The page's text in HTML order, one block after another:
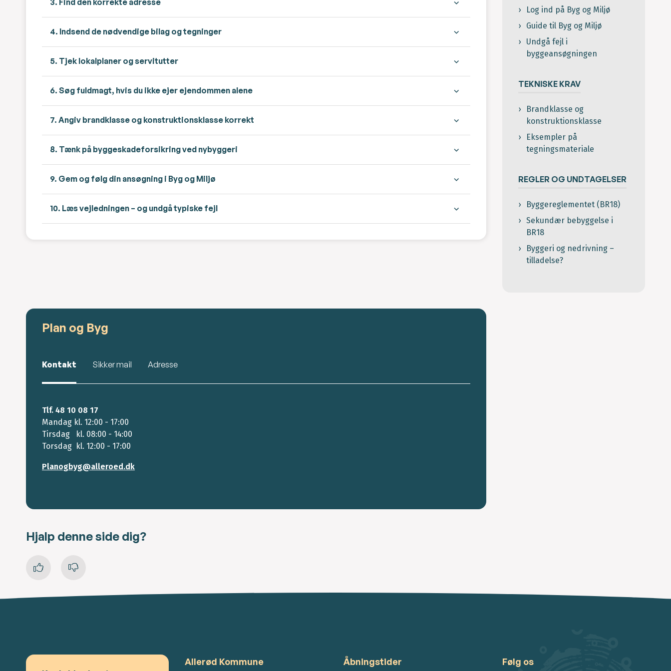
3. Find den korrekte adresse
4. Indsend de nødvendige bilag og tegninger
5. Tjek lokalplaner og servitutter
6. Søg fuldmagt, hvis du ikke ejer ejendommen alene
7. Angiv brandklasse og konstruktionsklasse korrekt
8. Tænk på byggeskadeforsikring ved nybyggeri
9. Gem og følg din ansøgning i Byg og Miljø
10. Læs vejledningen – og undgå typiske fejl
Log ind på Byg og Miljø
Guide til Byg og Miljø
Undgå fejl i
byggeansøgningen
TEKNISKE KRAV
Brandklasse og
konstruktionsklasse
Eksempler på
tegningsmateriale
REGLER OG UNDTAGELSER
Byggereglementet (BR18)
Sekundær bebyggelse i
BR18
Byggeri og nedrivning –
tilladelse?
Plan og Byg
Kontakt Sikker mail Adresse
Tlf. 48 10 08 17
Mandag kl. 12:00 - 17:00
Tirsdag kl. 08:00 - 14:00
Torsdag kl. 12:00 - 17:00
Planogbyg@alleroed.dk
Hjalp denne side dig?
Allerød Kommune Åbningstider Følg os